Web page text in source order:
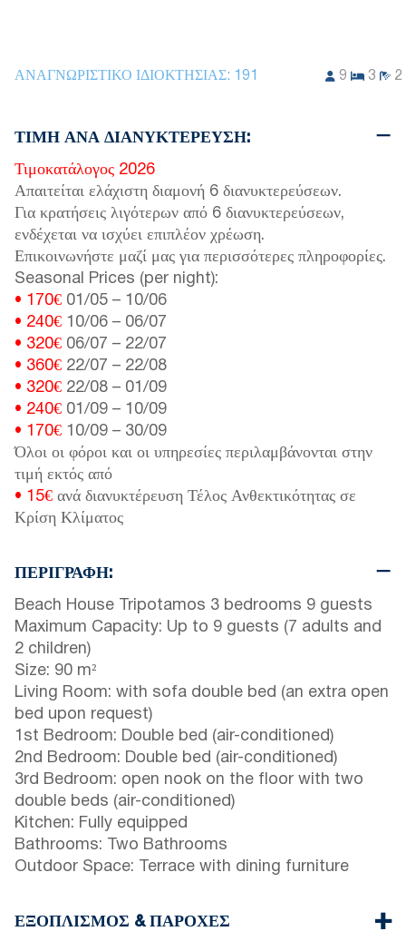
ΑΝΑΓΝΩΡΙΣΤΙΚΌ ΙΔΙΟΚΤΗΣΊΑΣ: 191 9 3 2
ΤΙΜΉ ΑΝΆ ΔΙΑΝΥΚΤΈΡΕΥΣΗ:
Τιμοκατάλογος 2026
Απαιτείται ελάχιστη διαμονή 6 διανυκτερεύσεων.
Για κρατήσεις λιγότερων από 6 διανυκτερεύσεων,
ενδέχεται να ισχύει επιπλέον χρέωση.
Επικοινωνήστε μαζί μας για περισσότερες πληροφορίες.
Seasonal Prices (per night):
• 170€ 01/05 – 10/06
• 240€ 10/06 – 06/07
• 320€ 06/07 – 22/07
• 360€ 22/07 – 22/08
• 320€ 22/08 – 01/09
• 240€ 01/09 – 10/09
• 170€ 10/09 – 30/09
Όλοι οι φόροι και οι υπηρεσίες περιλαμβάνονται στην
τιμή εκτός από
• 15€ ανά διανυκτέρευση Τέλος Ανθεκτικότητας σε
Κρίση Κλίματος
ΠΕΡΙΓΡΑΦΉ:
Beach House Tripotamos 3 bedrooms 9 guests
Maximum Capacity: Up to 9 guests (7 adults and
2 children)
Size: 90 m²
Living Room: with sofa double bed (an extra open
bed upon request)
1st Bedroom: Double bed (air-conditioned)
2nd Bedroom: Double bed (air-conditioned)
3rd Bedroom: open nook on the floor with two
double beds (air-conditioned)
Kitchen: Fully equipped
Bathrooms: Two Bathrooms
Outdoor Space: Terrace with dining furniture
ΕΞΟΠΛΙΣΜΌΣ & ΠΑΡΟΧΈΣ